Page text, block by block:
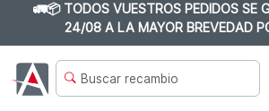
🚛📦 TODOS VUESTROS PEDIDOS SE
24/08 A LA MAYOR BREVEDAD